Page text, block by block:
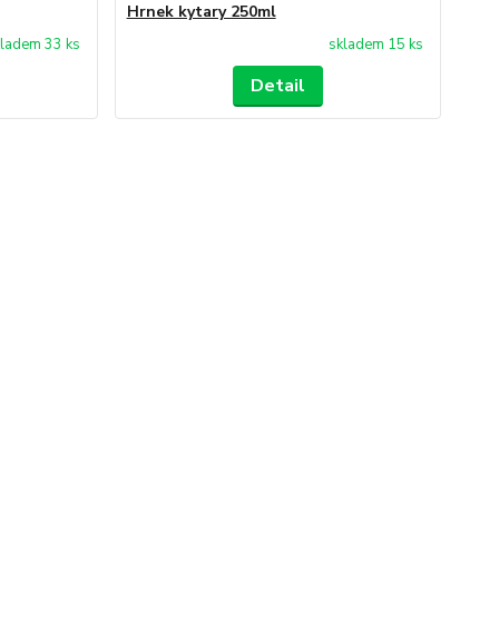
33 ks
Hrnek kytary 250ml
skladem 15 ks
Detail